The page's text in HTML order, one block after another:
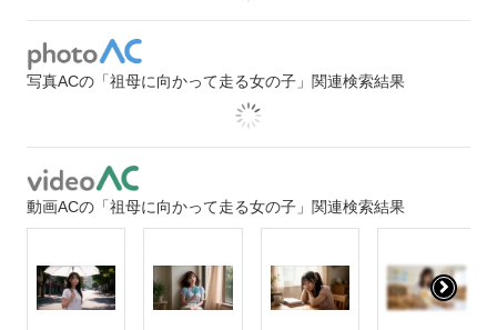
写真ACの「祖母に向かって走る女の子」関連検索結果
動画ACの「祖母に向かって走る女の子」関連検索結果